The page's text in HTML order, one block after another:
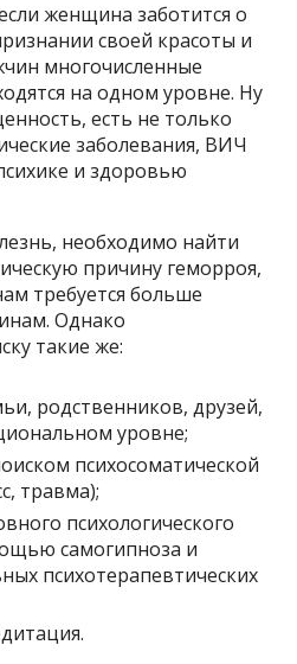
женщина заботится о
своей красоты и
многочисленные
на одном уровне. Ну
есть не только
заболевания, ВИЧ
и здоровью
необходимо найти
причину геморроя,
требуется больше
Однако
такие же:
родственников, друзей,
уровне;
психосоматической
травма);
психологического
самогипноза и
психотерапевтических